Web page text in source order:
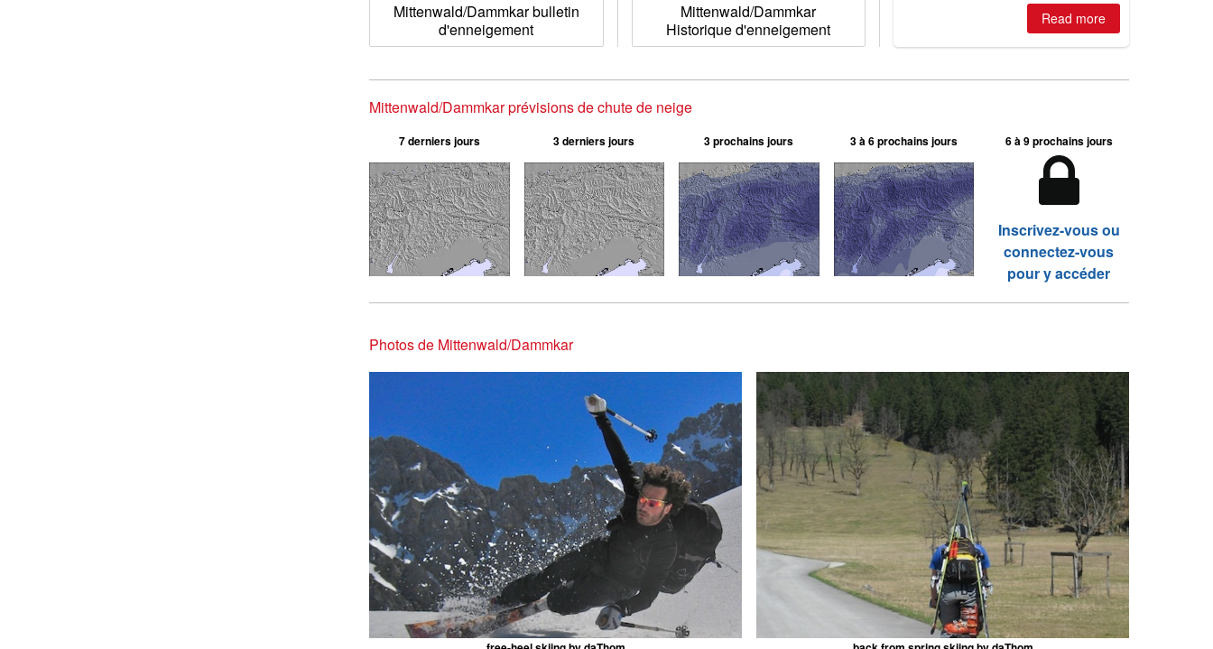
Mittenwald/Dammkar bulletin
d'enneigement
Mittenwald/Dammkar
Historique d'enneigement
Read more
Mittenwald/Dammkar prévisions de chute de neige
7 derniers jours 3 derniers jours 3 prochains jours 3 à 6 prochains jours 6 à 9 prochains jours
Inscrivez-vous ou
connectez-vous
pour y accéder
Photos de Mittenwald/Dammkar